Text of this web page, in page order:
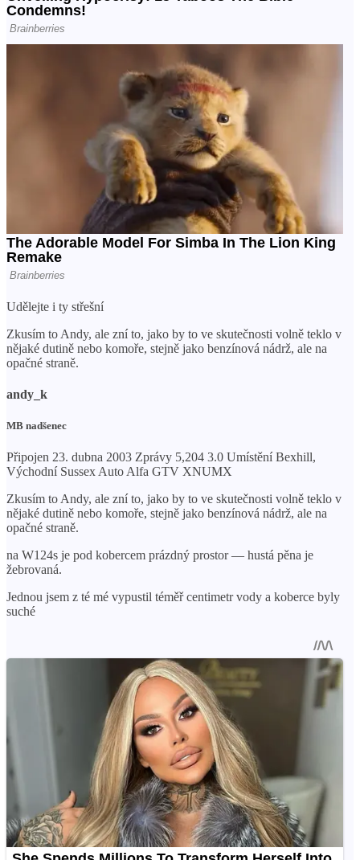
Udělejte i ty střešní
Zkusím to Andy, ale zní to, jako by to ve skutečnosti volně teklo v
nějaké dutině nebo komoře, stejně jako benzínová nádrž, ale na
opačné straně.
andy_k
MB nadšenec
Připojen 23. dubna 2003 Zprávy 5,204 3.0 Umístění Bexhill,
Východní Sussex Auto Alfa GTV XNUMX
Zkusím to Andy, ale zní to, jako by to ve skutečnosti volně teklo v
nějaké dutině nebo komoře, stejně jako benzínová nádrž, ale na
opačné straně.
na W124s je pod kobercem prázdný prostor — hustá pěna je
žebrovaná.
Jednou jsem z té mé vypustil téměř centimetr vody a koberce byly
suché